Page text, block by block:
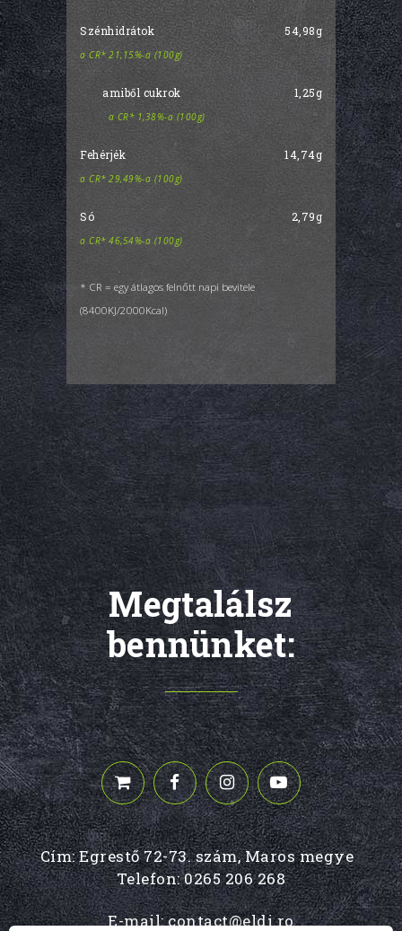
Szénhidrátok 54,98g
a CR* 21,15%-a (100g)
amiből cukrok 1,25g
a CR* 1,38%-a (100g)
Fehérjék 14,74g
a CR* 29,49%-a (100g)
Só 2,79g
a CR* 46,54%-a (100g)
* CR = egy átlagos felnőtt napi bevitele
(8400KJ/2000Kcal)
Megtalálsz
bennünket:
Cím: Egrestő 72-73. szám, Maros megye
Telefon:0265 206 268
E-mail:contact@eldi.ro